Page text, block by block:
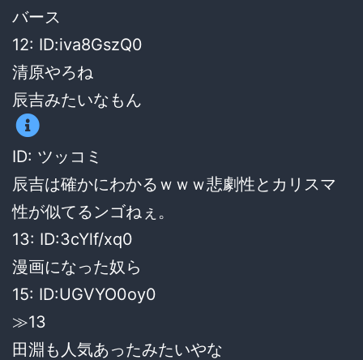
バース
12: ID:iva8GszQ0
清原やろね
辰吉みたいなもん
ID: ツッコミ
辰吉は確かにわかるｗｗｗ悲劇性とカリスマ
性が似てるンゴねぇ。
13: ID:3cYlf/xq0
漫画になった奴ら
15: ID:UGVYO0oy0
≫13
田淵も人気あったみたいやな